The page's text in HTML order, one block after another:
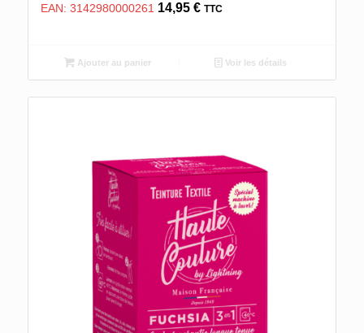
EAN: 3142980000261 14,95 € TTC
Ajouter au panier Voir les détails